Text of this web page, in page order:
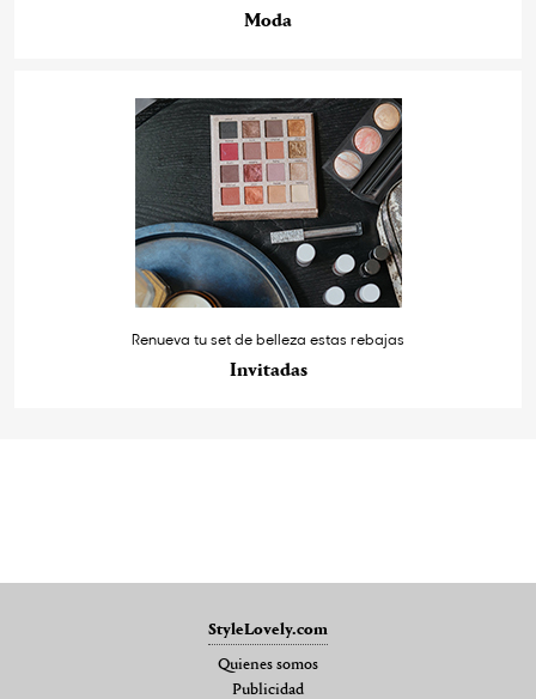
Moda
Renueva tu set de belleza estas rebajas
Invitadas
StyleLovely.com
Quienes somos
Publicidad